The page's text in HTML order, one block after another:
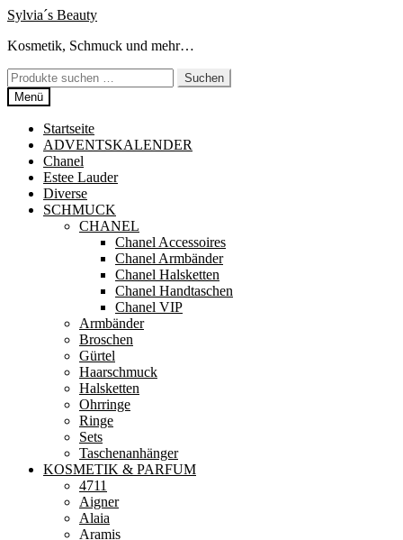
Zur
springen
Zum
springen
Sylvia´s Beauty
Kosmetik, Schmuck und mehr…
Suchen
nach:
Suchen
Menü
Startseite
ADVENTSKALENDER
Chanel
Estee Lauder
Diverse
SCHMUCK
CHANEL
Chanel Accessoires
Chanel Armbänder
Chanel Halsketten
Chanel Handtaschen
Chanel VIP
Armbänder
Broschen
Gürtel
Haarschmuck
Halsketten
Ohrringe
Ringe
Sets
Taschenanhänger
KOSMETIK & PARFUM
4711
Aigner
Alaia
Aramis